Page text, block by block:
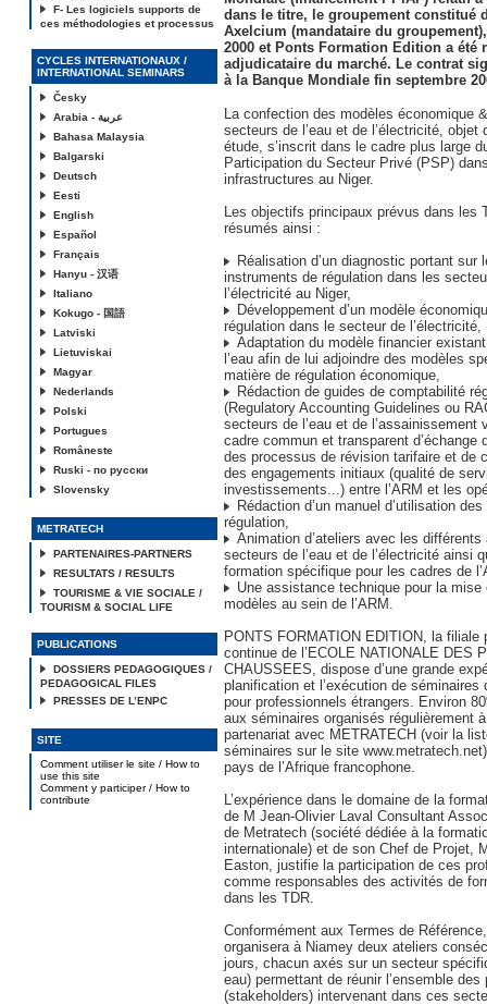
F- Les logiciels supports de
ces méthodologies et processus
CYCLES INTERNATIONAUX /
INTERNATIONAL SEMINARS
Česky
Arabia - عربية
Bahasa Malaysia
Balgarski
Deutsch
Eesti
English
Español
Français
Hanyu - 汉语
Italiano
Kokugo - 国語
Latviski
Lietuviskai
Magyar
Nederlands
Polski
Portugues
Româneste
Ruski - по русски
Slovensky
METRATECH
PARTENAIRES-PARTNERS
RESULTATS / RESULTS
TOURISME & VIE SOCIALE /
TOURISM & SOCIAL LIFE
PUBLICATIONS
DOSSIERS PEDAGOGIQUES /
PEDAGOGICAL FILES
PRESSES DE L’ENPC
SITE
Comment utiliser le site / How to
use this site
Comment y participer / How to
contribute
dans le titre, le groupement constitué
Axelcium (mandataire du
2000 et Ponts Formation Edition a été
adjudicataire du marché. Le contrat
à la Banque Mondiale fin septembre
La confection des modèles économique
secteurs de l’eau et de l’électricité, objet
étude, s’inscrit dans le cadre plus large
Participation du Secteur Privé (PSP)
infrastructures au Niger.
Les objectifs principaux prévus dans les
résumés ainsi :
Réalisation d’un diagnostic portant sur
instruments de régulation dans les
l’électricité au Niger,
Développement d’un modèle
régulation dans le secteur de l’électricité,
Adaptation du modèle financier
l’eau afin de lui adjoindre des modèles
matière de régulation économique,
Rédaction de guides de comptabilité
(Regulatory Accounting Guidelines ou
secteurs de l’eau et de l’assainissement
cadre commun et transparent d’échange
des processus de révision tarifaire et de
des engagements initiaux (qualité de
investissements...) entre l’ARM et les
Rédaction d’un manuel d’utilisation
régulation,
Animation d’ateliers avec les différents
secteurs de l’eau et de l’électricité ainsi
formation spécifique pour les cadres de
Une assistance technique pour la mise
modèles au sein de l’ARM.
PONTS FORMATION EDITION, la filiale
continue de l’ECOLE NATIONALE DES
CHAUSSEES, dispose d’une grande
planification et l’exécution de séminaires
pour professionnels étrangers. Environ
aux séminaires organisés régulièrement
partenariat avec METRATECH (voir la
séminaires sur le site
pays de l’Afrique francophone.
L’expérience dans le domaine de la
de M Jean-Olivier Laval Consultant
de Metratech (société dédiée à la
internationale) et de son Chef de Projet,
Easton, justifie la participation de ces
comme responsables des activités de
dans les TDR.
Conformément aux Termes de
organisera à Niamey deux ateliers
jours, chacun axés sur un secteur
eau) permettant de réunir l’ensemble
(stakeholders) intervenant dans ces